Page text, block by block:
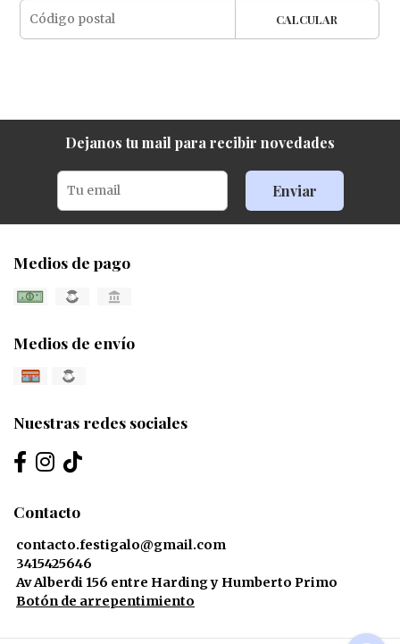
CALCULAR
Dejanos tu mail para recibir novedades
Enviar
Medios de pago
Medios de envío
Nuestras redes sociales
Contacto
contacto.festigalo@gmail.com
3415425646
Av Alberdi 156 entre Harding y Humberto Primo
Botón de arrepentimiento